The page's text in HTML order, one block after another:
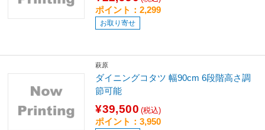
ポイント：2,299
お取り寄せ
萩原
ダイニングコタツ 幅90cm 6段階高さ調
節可能
¥39,500 (税込)
ポイント：3,950